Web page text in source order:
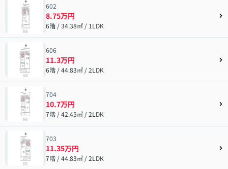
602
8.75万円
6階 / 34.38㎡ / 1LDK
606
11.3万円
6階 / 44.83㎡ / 2LDK
704
10.7万円
7階 / 42.45㎡ / 2LDK
703
11.35万円
7階 / 44.83㎡ / 2LDK